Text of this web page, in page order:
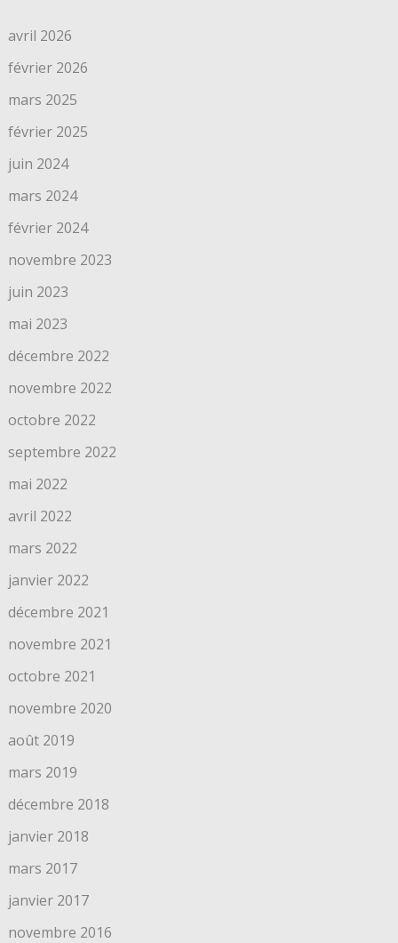
avril 2026
février 2026
mars 2025
février 2025
juin 2024
mars 2024
février 2024
novembre 2023
juin 2023
mai 2023
décembre 2022
novembre 2022
octobre 2022
septembre 2022
mai 2022
avril 2022
mars 2022
janvier 2022
décembre 2021
novembre 2021
octobre 2021
novembre 2020
août 2019
mars 2019
décembre 2018
janvier 2018
mars 2017
janvier 2017
novembre 2016